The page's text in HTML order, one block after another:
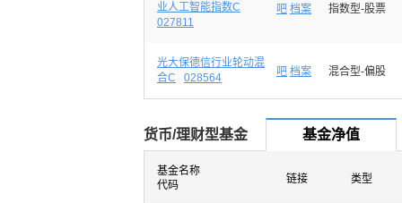
业人工智能指数C
027811
吧 档案 指数型-股票
光大保德信行业轮动混
合C
028564 吧 档案 混合型-偏股
货币/理财型基金 基金净值
基金名称
代码
链接 类型